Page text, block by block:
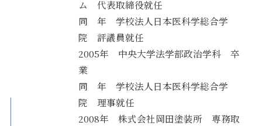
ム 代表取締役就任
同 年 学校法人日本医科学総合学
院 評議員就任
2005年 中央大学法学部政治学科 卒
業
同 年 学校法人日本医科学総合学
院 理事就任
2008年 株式会社岡田塗装所 専務取